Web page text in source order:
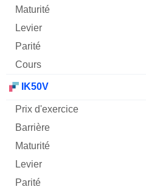
IK50V